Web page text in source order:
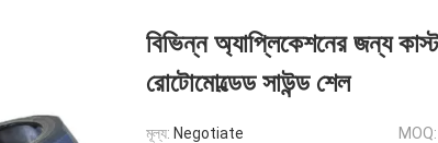
বিভিন্ন অ্যাপ্লিকেশনের জন্য
রোটোমোল্ডেড সাউন্ড শেল
মূল্য: Negotiate MOQ: